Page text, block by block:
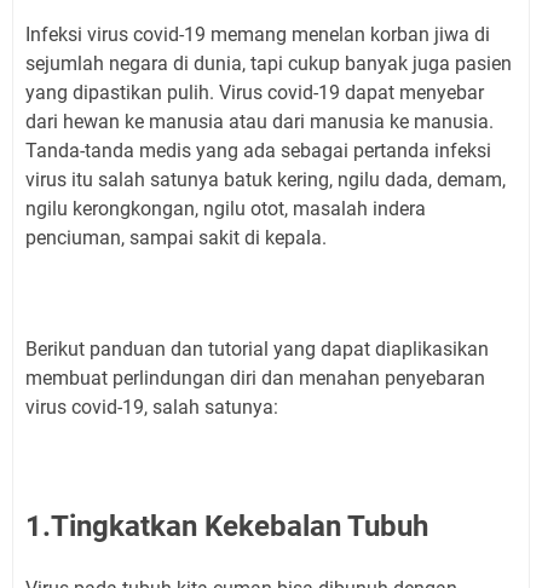
Infeksi virus covid-19 memang menelan korban jiwa di
sejumlah negara di dunia, tapi cukup banyak juga pasien
yang dipastikan pulih. Virus covid-19 dapat menyebar
dari hewan ke manusia atau dari manusia ke manusia.
Tanda-tanda medis yang ada sebagai pertanda infeksi
virus itu salah satunya batuk kering, ngilu dada, demam,
ngilu kerongkongan, ngilu otot, masalah indera
penciuman, sampai sakit di kepala.
Berikut panduan dan tutorial yang dapat diaplikasikan
membuat perlindungan diri dan menahan penyebaran
virus covid-19, salah satunya:
1.Tingkatkan Kekebalan Tubuh